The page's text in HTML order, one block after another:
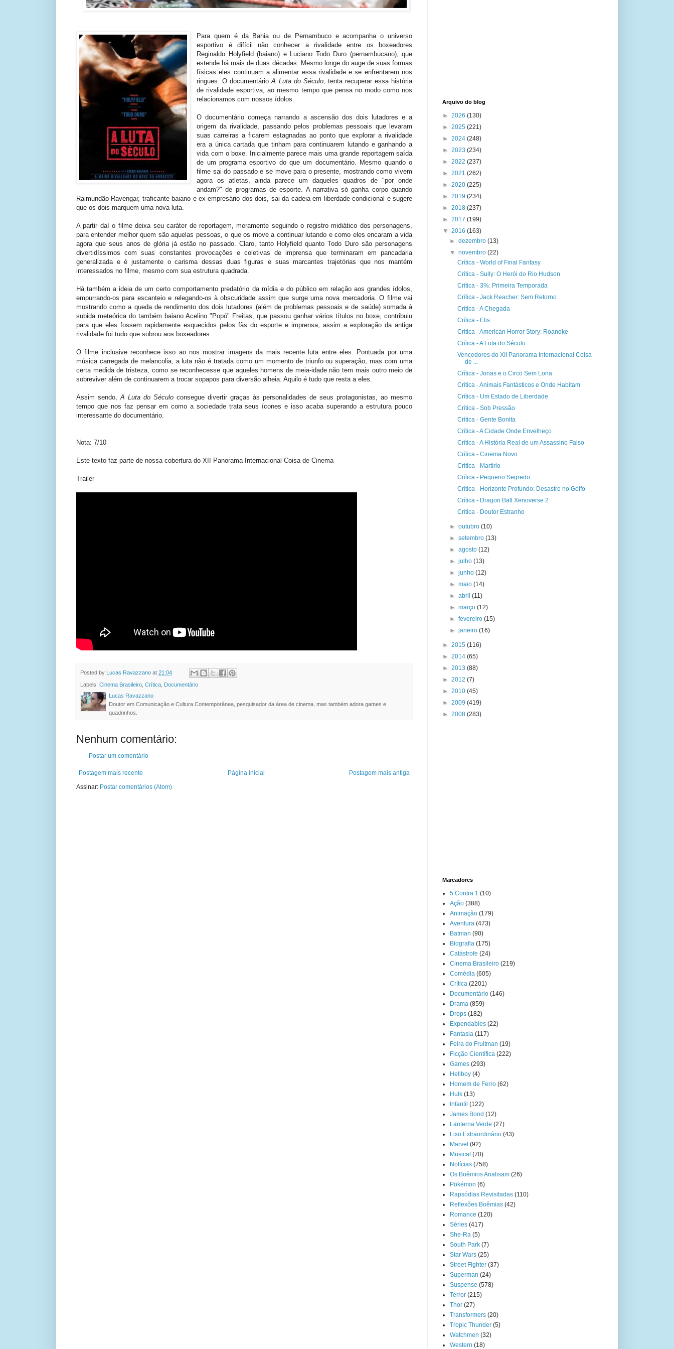
Para quem é da Bahia ou de Pernambuco e acompanha o universo
esportivo é difícil não conhecer a rivalidade entre os boxeadores
Reginaldo Holyfield (baiano) e Luciano Todo Duro (pernambucano), que
estende há mais de duas décadas. Mesmo longe do auge de suas formas
físicas eles continuam a alimentar essa rivalidade e se enfrentarem nos
ringues. O documentárioA Luta do Século, tenta recuperar essa história
de rivalidade esportiva, ao mesmo tempo que pensa no modo como nos
relacionamos com nossos ídolos.
O documentário começa narrando a ascensão dos dois lutadores e a
origem da rivalidade, passando pelos problemas pessoais que levaram
suas carreiras a ficarem estagnadas ao ponto que explorar a rivalidade
era a única cartada que tinham para continuarem lutando e ganhando a
vida com o boxe. Inicialmente parece mais uma grande reportagem saída
de um programa esportivo do que um documentário. Mesmo quando o
filme sai do passado e se move para o presente, mostrando como vivem
agora os atletas, ainda parece um daqueles quadros de "por onde
andam?" de programas de esporte. A narrativa só ganha corpo quando
Raimundão Ravengar, traficante baiano e ex-empresário dos dois, sai da cadeia em liberdade condicional e sugere
que os dois marquem uma nova luta.
A partir daí o filme deixa seu caráter de reportagem, meramente seguindo o registro midiático dos personagens,
para entender melhor quem são aquelas pessoas, o que os move a continuar lutando e como eles encaram a vida
agora que seus anos de glória já estão no passado. Claro, tanto Holyfield quanto Todo Duro são personagens
divertidíssimos com suas constantes provocações e coletivas de imprensa que terminaram em pancadaria
generalizada e é justamente o carisma dessas duas figuras e suas marcantes trajetórias que nos mantém
interessados no filme, mesmo com sua estrutura quadrada.
Há também a ideia de um certo comportamento predatório da mídia e do público em relação aos grandes ídolos,
empurrando-os para escanteio e relegando-os à obscuridade assim que surge uma nova mercadoria. O filme vai
mostrando como a queda de rendimento dos dois lutadores (além de problemas pessoais e de saúde) somada à
subida meteórica do também baiano Acelino "Popó" Freitas, que passou ganhar vários títulos no boxe, contribuiu
para que eles fossem rapidamente esquecidos pelos fãs do esporte e imprensa, assim a exploração da antiga
rivalidade foi tudo que sobrou aos boxeadores.
O filme inclusive reconhece isso ao nos mostrar imagens da mais recente luta entre eles. Pontuada por uma
música carregada de melancolia, a luta não é tratada como um momento de triunfo ou superação, mas com uma
certa medida de tristeza, como se reconhecesse que aqueles homens de meia-idade não tem mais outro meio de
sobreviver além de continuarem a trocar sopapos para diversão alheia. Aquilo é tudo que resta a eles.
Assim sendo, A Luta do Século consegue divertir graças às personalidades de seus protagonistas, ao mesmo
tempo que nos faz pensar em como a sociedade trata seus ícones e isso acaba superando a estrutura pouco
interessante do documentário.
Nota: 7/10
Este texto faz parte de nossa cobertura do XII Panorama Internacional Coisa de Cinema
Trailer
Posted by Lucas Ravazzano at 21:04
Labels: Cinema Brasileiro Crítica Documentário
Lucas Ravazzano
Doutor em Comunicação e Cultura Contemporânea, pesquisador da área de cinema, mas também adora games e
quadrinhos.
Nenhum comentário:
Postar um comentário
Postagem mais recente Postagem mais antiga
Página inicial
Assinar: Postar comentários (Atom)
Arquivo do blog
► 2026 (130)
► 2025 (221)
► 2024 (248)
► 2023 (234)
► 2022 (237)
► 2021 (262)
► 2020 (225)
► 2019 (234)
► 2018 (237)
► 2017 (199)
▼ 2016 (163)
►dezembro(13)
▼novembro(22)
Crítica - World of Final Fantasy
Crítica - Sully: O Herói do Rio Hudson
Crítica - 3%: Primeira Temporada
Crítica - Jack Reacher: Sem Retorno
Crítica - A Chegada
Crítica - Elis
Crítica - American Horror Story: Roanoke
Crítica - A Luta do Século
Vencedores do XII Panorama Internacional Coisa
de ...
Crítica - Jonas e o Circo Sem Lona
Crítica - Animais Fantásticos e Onde Habitam
Crítica - Um Estado de Liberdade
Crítica - Sob Pressão
Crítica - Gente Bonita
Crítica - A Cidade Onde Envelheço
Crítica - A História Real de um Assassino Falso
Crítica - Cinema Novo
Crítica - Martírio
Crítica - Pequeno Segredo
Crítica - Horizonte Profundo: Desastre no Golfo
Crítica - Dragon Ball Xenoverse 2
Crítica - Doutor Estranho
►outubro(10)
►setembro(13)
►agosto(12)
►julho(13)
►junho(12)
►maio(14)
►abril(11)
►março(12)
►fevereiro(15)
►janeiro(16)
► 2015 (116)
► 2014 (65)
► 2013 (88)
► 2012 (7)
► 2010 (45)
► 2009 (419)
► 2008 (283)
Marcadores
5 Contra 1 (10)
Ação (388)
Animação (179)
Aventura (473)
Batman (90)
Biografia (175)
Catástrofe (24)
Cinema Brasileiro (219)
Comédia (605)
Crítica (2201)
Documentário (146)
Drama (859)
Drops (182)
Expendables (22)
Fantasia (117)
Feira do Fruitman (19)
Ficção Científica (222)
Games (293)
Hellboy (4)
Homem de Ferro (62)
Hulk (13)
Infantil (122)
James Bond (12)
Lanterna Verde (27)
Lixo Extraordinário (43)
Marvel (92)
Musical (70)
Notícias (758)
Os Boêmios Analisam (26)
Pokémon (6)
Rapsódias Revisitadas (110)
Reflexões Boêmias (42)
Romance (120)
Séries (417)
She-Ra (5)
South Park (7)
Star Wars (25)
Street Fighter (37)
Superman (24)
Suspense (578)
Terror (215)
Thor (27)
Transformers (20)
Tropic Thunder (5)
Watchmen (32)
Western (18)